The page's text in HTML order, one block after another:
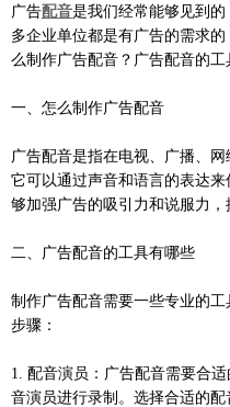
广告配音是我们经常能够见到
多企业单位都是有广告的需求
么制作广告配音？广告配音的
一、怎么制作广告配音
广告配音是指在电视、广播、
它可以通过声音和语言的表达
够加强广告的吸引力和说服力，
二、广告配音的工具有哪些
制作广告配音需要一些专业的
步骤：
1. 配音演员：广告配音需要合
音演员进行录制。选择合适的